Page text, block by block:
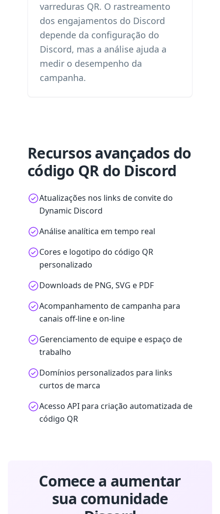
varreduras QR. O rastreamento
dos engajamentos do Discord
depende da configuração do
Discord, mas a análise ajuda a
medir o desempenho da
campanha.
Recursos avançados do
código QR do Discord
Atualizações nos links de convite do
Dynamic Discord
Análise analítica em tempo real
Cores e logotipo do código QR
personalizado
Downloads de PNG, SVG e PDF
Acompanhamento de campanha para
canais off-line e on-line
Gerenciamento de equipe e espaço de
trabalho
Domínios personalizados para links
curtos de marca
Acesso API para criação automatizada de
código QR
Comece a aumentar
sua comunidade